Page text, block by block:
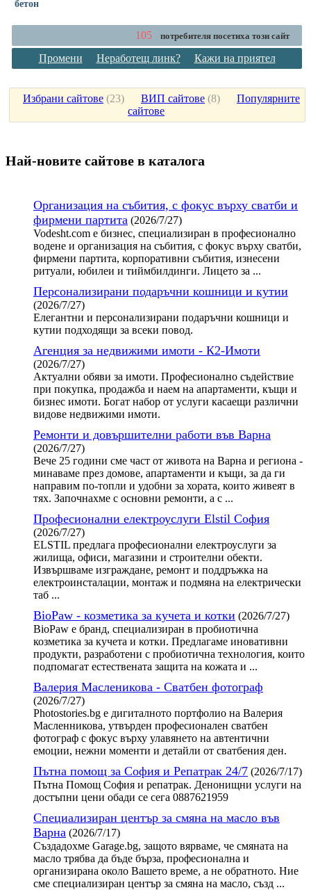
бетон
105 потребителя посетиха този сайт
Промени Неработещ линк? Кажи на приятел
Избрани сайтове (23) ВИП сайтове (8) Популярните
сайтове
Най-новите сайтoве в каталога
Организация на събития, с фокус върху сватби и
фирмени партита (2026/7/27)
Vodesht.com е бизнес, специализиран в професионално
водене и организация на събития, с фокус върху сватби,
фирмени партита, корпоративни събития, изнесени
ритуали, юбилеи и тиймбилдинги. Лицето за ...
Персонализирани подаръчни кошници и кутии
(2026/7/27)
Елегантни и персонализирани подаръчни кошници и
кутии подходящи за всеки повод.
Агенция за недвижими имоти - К2-Имоти
(2026/7/27)
Актуални обяви за имоти. Професионално съдействие
при покупка, продажба и наем на апартаменти, къщи и
бизнес имоти. Богат набор от услуги касаещи различни
видове недвижими имоти.
Ремонти и довършителни работи във Варна
(2026/7/27)
Вече 25 години сме част от живота на Варна и региона -
минаваме през домове, апартаменти и къщи, за да ги
направим по-топли и удобни за хората, които живеят в
тях. Започнахме с основни ремонти, а с ...
Професионални електроуслуги Elstil София
(2026/7/27)
ELSTIL предлага професионални електроуслуги за
жилища, офиси, магазини и строителни обекти.
Извършваме изграждане, ремонт и поддръжка на
електроинсталации, монтаж и подмяна на електрически
таб ...
BioPaw - козметика за кучета и котки (2026/7/27)
BioPaw е бранд, специализиран в пробиотична
козметика за кучета и котки. Предлагаме иновативни
продукти, разработени с пробиотична технология, които
подпомагат естествената защита на кожата и ...
Валерия Масленикова - Сватбен фотограф
(2026/7/27)
Photostories.bg е дигиталното портфолио на Валерия
Масленникова, утвърден професионален сватбен
фотограф с фокус върху улавянето на автентични
емоции, нежни моменти и детайли от сватбения ден.
Пътна помощ за София и Репатрак 24/7 (2026/7/17)
Пътна Помощ София и репатрак. Денонищни услуги на
достъпни цени обади се сега 0887621959
Специализиран център за смяна на масло във
Варна (2026/7/17)
Създадохме Garage.bg, защото вярваме, че смяната на
масло трябва да бъде бърза, професионална и
организирана около Вашето време, а не обратното. Ние
сме специализиран център за смяна на масло, създ ...